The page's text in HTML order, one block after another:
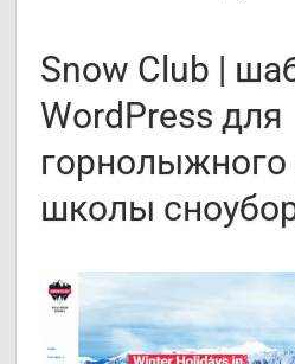
Snow Club |
WordPress для
горнолыжного
школы